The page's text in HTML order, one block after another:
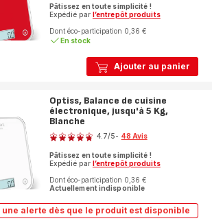
Ajouter au panier
Pâtissez en toute simplicité !
Expédié par l’entrepôt produits
Dont éco-participation 0,36 €
En stock
une alerte dès que le produit est disponible
Optiss,
Optiss, Balance de cuisine
électronique, jusqu'à 5 Kg,
Blanche
Note
4.7/5- 48 Avis
Pâtissez en toute simplicité !
Expédié par l’entrepôt produits
Dont éco-participation 0,36 €
Actuellement indisponible